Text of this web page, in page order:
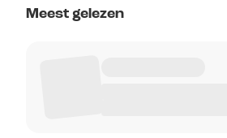
Meest gelezen